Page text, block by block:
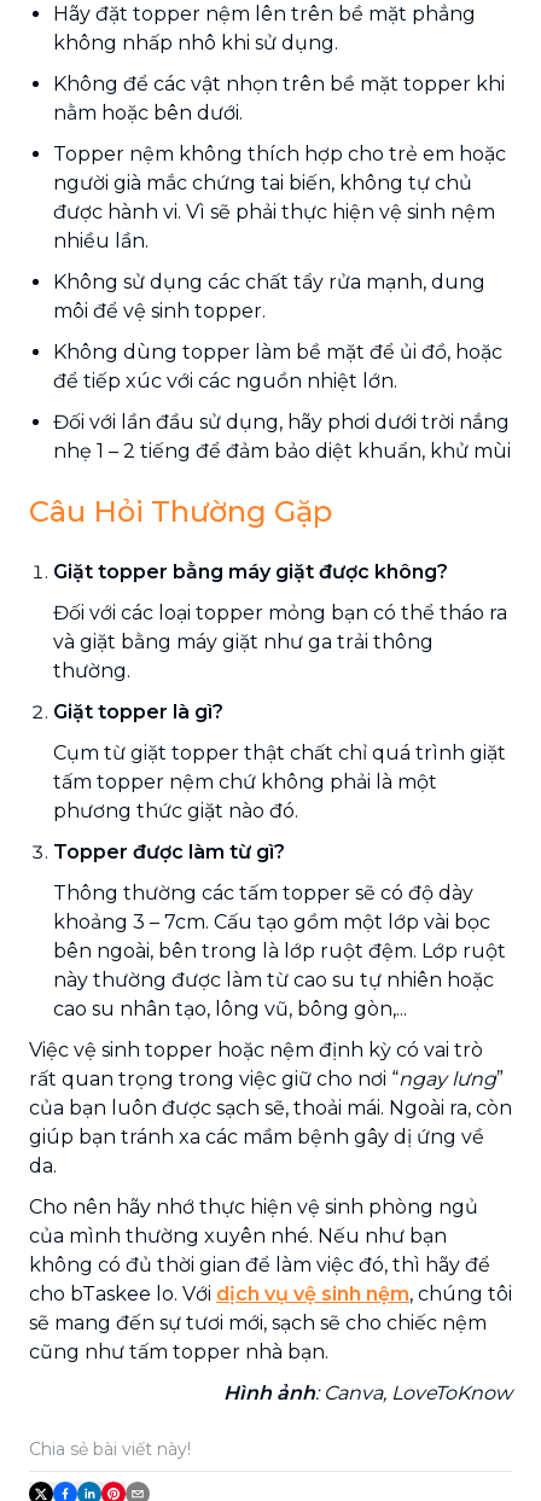
Hãy đặt topper nệm lên trên bề mặt phẳng
không nhấp nhô khi sử dụng.
Không để các vật nhọn trên bề mặt topper khi
nằm hoặc bên dưới.
Topper nệm không thích hợp cho trẻ em hoặc
người già mắc chứng tai biến, không tự chủ
được hành vi. Vì sẽ phải thực hiện vệ sinh nệm
nhiều lần.
Không sử dụng các chất tẩy rửa mạnh, dung
môi để vệ sinh topper.
Không dùng topper làm bề mặt để ủi đồ, hoặc
để tiếp xúc với các nguồn nhiệt lớn.
Đối với lần đầu sử dụng, hãy phơi dưới trời nắng
nhẹ 1 – 2 tiếng để đảm bảo diệt khuẩn, khử mùi
Câu Hỏi Thường Gặp
Giặt topper bằng máy giặt được không?
Đối với các loại topper mỏng bạn có thể tháo ra
và giặt bằng máy giặt như ga trải thông
thường.
Giặt topper là gì?
Cụm từ giặt topper thật chất chỉ quá trình giặt
tấm topper nệm chứ không phải là một
phương thức giặt nào đó.
Topper được làm từ gì?
Thông thường các tấm topper sẽ có độ dày
khoảng 3 – 7cm. Cấu tạo gồm một lớp vài bọc
bên ngoài, bên trong là lớp ruột đệm. Lớp ruột
này thường được làm từ cao su tự nhiên hoặc
cao su nhân tạo, lông vũ, bông gòn,...
Việc vệ sinh topper hoặc nệm định kỳ có vai trò
rất quan trọng trong việc giữ cho nơi “ngay lưng”
của bạn luôn được sạch sẽ, thoải mái. Ngoài ra, còn
giúp bạn tránh xa các mầm bệnh gây dị ứng về
da.
Cho nên hãy nhớ thực hiện vệ sinh phòng ngủ
của mình thường xuyên nhé. Nếu như bạn
không có đủ thời gian để làm việc đó, thì hãy để
cho bTaskee lo. Với dịch vụ vệ sinh nệm, chúng tôi
sẽ mang đến sự tươi mới, sạch sẽ cho chiếc nệm
cũng như tấm topper nhà bạn.
Hình ảnh: Canva, LoveToKnow
Chia sẻ bài viết này!